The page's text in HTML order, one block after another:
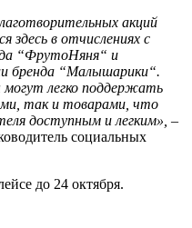
акций
здесь в отчислениях с
“ФрутоНяня“ и
бренда “Малышарики“.
легко поддержать
так и товарами, что
доступным и легким», –
социальных
до 24 октября.